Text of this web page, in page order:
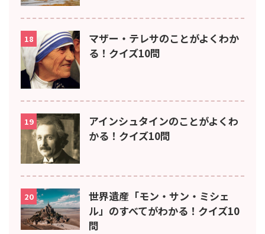
18
マザー・テレサのことがよくわか
る！クイズ10問
19
アインシュタインのことがよくわ
かる！クイズ10問
20
世界遺産「モン・サン・ミシェ
ル」のすべてがわかる！クイズ10
問